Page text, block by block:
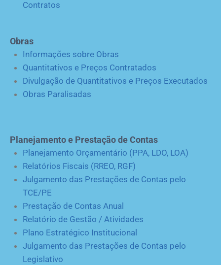
Contratos
Obras
Informações sobre Obras
Quantitativos e Preços Contratados
Divulgação de Quantitativos e Preços Executados
Obras Paralisadas
Planejamento e Prestação de Contas
Planejamento Orçamentário (PPA, LDO, LOA)
Relatórios Fiscais (RREO, RGF)
Julgamento das Prestações de Contas pelo
TCE/PE
Prestação de Contas Anual
Relatório de Gestão / Atividades
Plano Estratégico Institucional
Julgamento das Prestações de Contas pelo
Legislativo